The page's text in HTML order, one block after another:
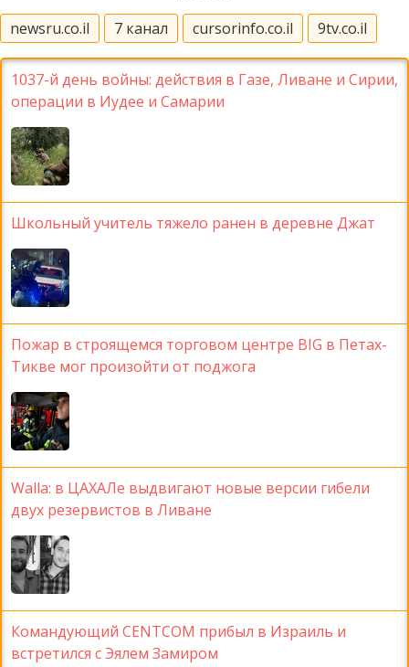
newsru.co.il 7 канал cursorinfo.co.il 9tv.co.il
1037-й день войны: действия в Газе, Ливане и Сирии,
операции в Иудее и Самарии
Школьный учитель тяжело ранен в деревне Джат
Пожар в строящемся торговом центре BIG в Петах-
Тикве мог произойти от поджога
Walla: в ЦАХАЛе выдвигают новые версии гибели
двух резервистов в Ливане
Командующий CENTCOM прибыл в Израиль и
встретился с Эялем Замиром